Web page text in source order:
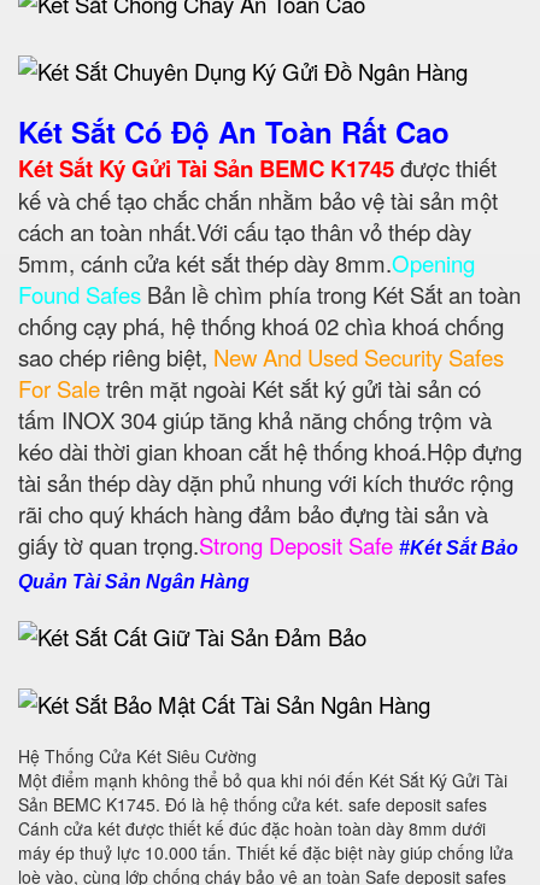
Két Sắt Có Độ An Toàn Rất Cao
Két Sắt Ký Gửi Tài Sản BEMC K1745được thiết
kế và chế tạo chắc chắn nhằm bảo vệ tài sản một
cách an toàn nhất.Với cấu tạo thân vỏ thép dày
5mm, cánh cửa két sắt thép dày 8mm.Opening
Found Safes Bản lề chìm phía trong Két Sắt an toàn
chống cạy phá, hệ thống khoá 02 chìa khoá chống
sao chép riêng biệt, New And Used Security Safes
For Saletrên mặt ngoài Két sắt ký gửi tài sản có
tấm INOX 304 giúp tăng khả năng chống trộm và
kéo dài thời gian khoan cắt hệ thống khoá.Hộp đựng
tài sản thép dày dặn phủ nhung với kích thước rộng
rãi cho quý khách hàng đảm bảo đựng tài sản và
giấy tờ quan trọng.Strong Deposit Safe #Két Sắt Bảo
Quản Tài Sản Ngân Hàng
Hệ Thống Cửa Két Siêu Cường
Một điểm mạnh không thể bỏ qua khi nói đến Két Sắt Ký Gửi Tài
Sản BEMC K1745. Đó là hệ thống cửa két. safe deposit safes
Cánh cửa két được thiết kế đúc đặc hoàn toàn dày 8mm dưới
máy ép thuỷ lực 10.000 tấn. Thiết kế đặc biệt này giúp chống lửa
loè vào, cùng lớp chống cháy bảo vệ an toàn Safe deposit safes